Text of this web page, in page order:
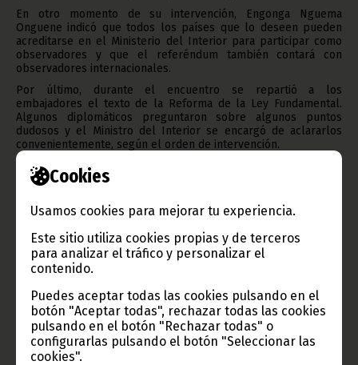
Cookies
Usamos cookies para mejorar tu experiencia.
Este sitio utiliza cookies propias y de terceros
para analizar el tráfico y personalizar el
contenido.
Puedes aceptar todas las cookies pulsando en el
botón "Aceptar todas", rechazar todas las cookies
pulsando en el botón "Rechazar todas" o
configurarlas pulsando el botón "Seleccionar las
cookies".
En otro momento de su intervención, Engonga Nguema
Onguene indicó que todos los países que lo deseen pueden
acreditarse en el Ministerio del Interior para participar como
observadores y que el referéndum también contará con
observadores internacionales.
Por último, durante el encuentro se repartió a los
embajadores el texto de la Reforma de la Ley Fundamental.
Algunos diplomáticos preguntaron sobre algunos puntos
dudosos y el Ministro del Interior se encargó de aclararlos
convenientemente, según el orden de intervención.
Texto y fotos: Clemente Ela Ondo Onguene.
Oficina de Información y Prensa de Guinea Ecuatorial (D. G.
Gobierno e Instituciones